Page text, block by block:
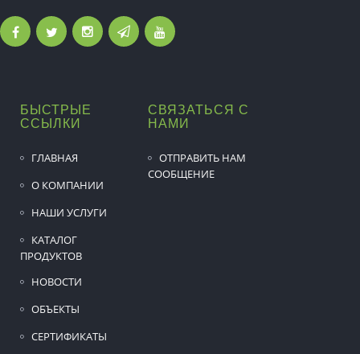
БЫСТРЫЕ
ССЫЛКИ
ГЛАВНАЯ
О КОМПАНИИ
НАШИ УСЛУГИ
КАТАЛОГ
ПРОДУКТОВ
НОВОСТИ
ОБЪЕКТЫ
СЕРТИФИКАТЫ
СВЯЗАТЬСЯ С
НАМИ
ОТПРАВИТЬ НАМ
СООБЩЕНИЕ